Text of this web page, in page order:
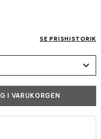
SE PRISHISTORIK
I VARUKORGEN